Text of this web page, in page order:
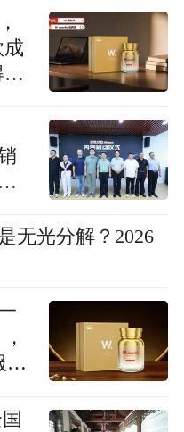
成
无光分解？2026
保